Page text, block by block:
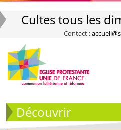
Cultes tous les
Contact :
Découvrir